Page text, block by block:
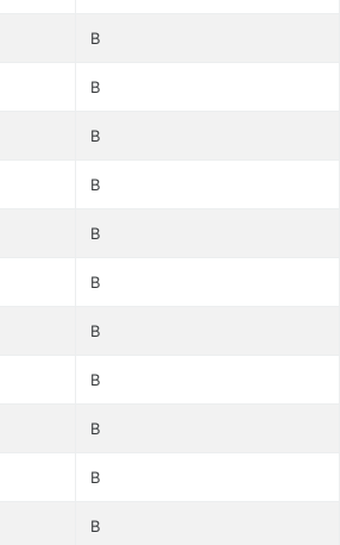
B
B
B
B
B
B
B
B
B
B
B